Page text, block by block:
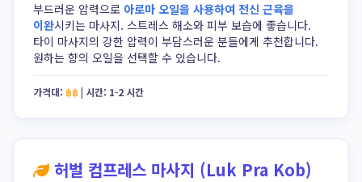
부드러운 압력으로 아로마 오일을 사용하여 전신 근육을
이완시키는 마사지. 스트레스 해소와 피부 보습에 좋습니다.
타이 마사지의 강한 압력이 부담스러운 분들에게 추천합니다.
원하는 향의 오일을 선택할 수 있습니다.
가격대: ฿฿| 시간: 1-2 시간
허벌 컴프레스 마사지 (Luk Pra Kob)